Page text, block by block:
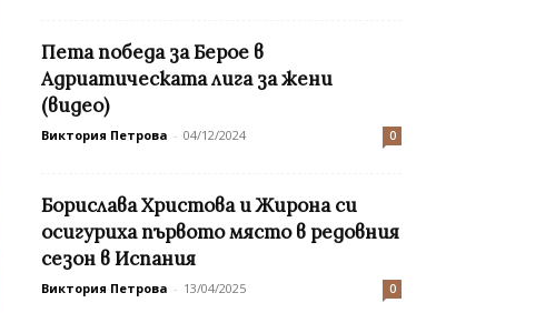
Пета победа за Берое в
Адриатическата лига за жени
(видео)
Виктория Петрова - 04/12/2024 0
Борислава Христова и Жирона си
осигуриха първото място в редовния
сезон в Испания
Виктория Петрова - 13/04/2025 0